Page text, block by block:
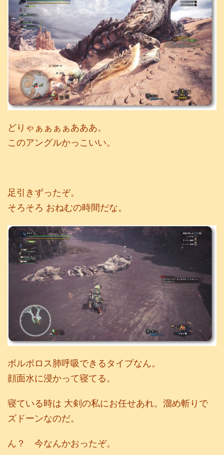
どりゃぁぁぁぁあああ。
このアングルかっこいい。
足引きずったぞ。
そろそろ おねむの時間だな。
ボルボロス肺呼吸できるタイプなん。
顔面水に浸かって寝てる。
寝ている時は 大剣の私にお任せあれ。溜め斬りで
ズドーンなのだ。
ん？ 今なんかおったぞ。